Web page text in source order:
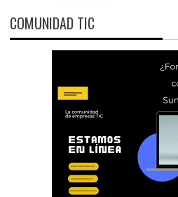
COMUNIDAD TIC